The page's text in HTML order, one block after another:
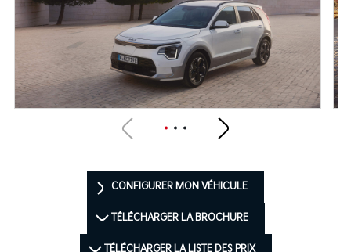
CONFIGURER MON VÉHICULE
TÉLÉCHARGER LA BROCHURE
TÉLÉCHARGER LA LISTE DES PRIX